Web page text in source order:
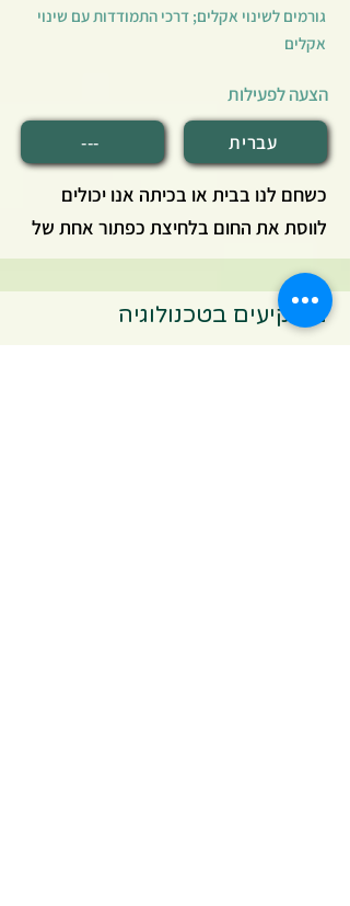
גורמים לשינוי אקלים; דרכי התמודדות עם שינוי
אקלים
הצעה לפעילות
---
עברית
כשחם לנו בבית או בכיתה אנו יכולים
לווסת את החום בלחיצת כפתור אחת של
המזגן. אבל מה קורה במרחב הציבורי
שלנו? בפעילות זו נמדוד את הטמפרטורה
באזורים שונים בבית הספר, נלמד על
משקיעים בטכנולוגיה